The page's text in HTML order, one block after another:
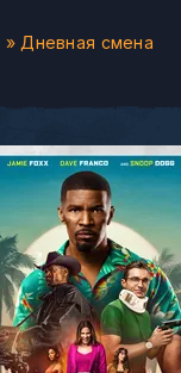
» Дневная смена